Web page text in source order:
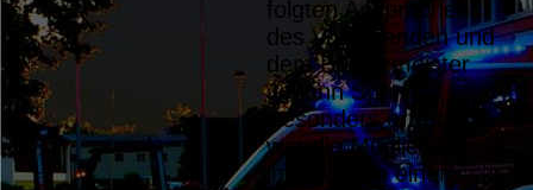
folgten Ansprachen
des Vorsitzenden und
dem Bürgermeister
Johann Springer.
Besonders erfreulich
war die Möglichkeit,
im Rahmen einer